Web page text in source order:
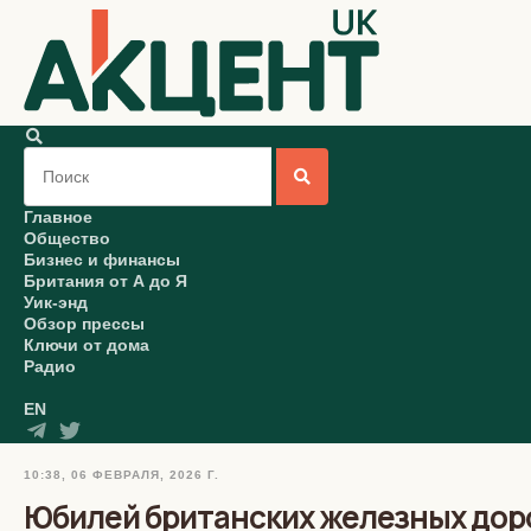
Главное
Общество
Бизнес и финансы
Британия от А до Я
Уик-энд
Обзор прессы
Ключи от дома
Радио
EN
10:38, 06 ФЕВРАЛЯ, 2026 Г.
Юбилей британских железных